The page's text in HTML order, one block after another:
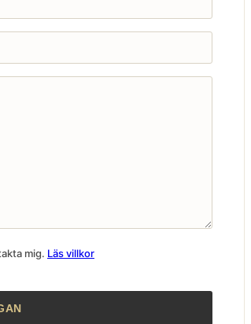
mig. Läs villkor